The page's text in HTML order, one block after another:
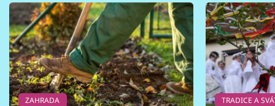
ZAHRADA TRADICE A